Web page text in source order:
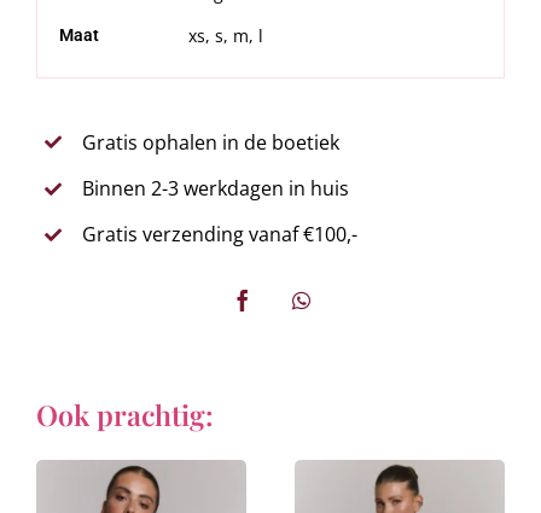
Maat xs, s, m, l
Gratis ophalen in de boetiek
Binnen 2-3 werkdagen in huis
Gratis verzending vanaf €100,-
Ook prachtig: